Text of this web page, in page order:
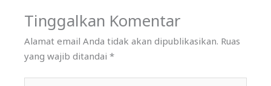
Tinggalkan Komentar
Alamat email Anda tidak akan dipublikasikan. Ruas
yang wajib ditandai*